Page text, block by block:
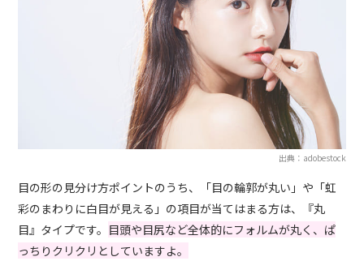
出典：adobestock
目の形の見分け方ポイントのうち、「目の輪郭が丸い」や「虹
彩のまわりに白目が見える」の項目が当てはまる方は、『丸
目』タイプです。 目頭や目尻など全体的にフォルムが丸く、ぱ
っちりクリクリとしていますよ。